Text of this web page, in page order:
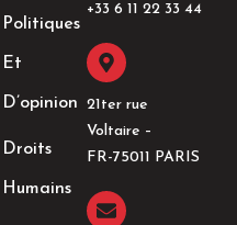
Politiques
Et
D’opinion
Droits
Humains
+33 6 11 22 33 44​
21ter rue
Voltaire –
FR-75011 PARIS